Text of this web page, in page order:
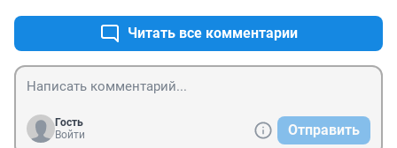
Читать все комментарии
Гость
Войти
Отправить